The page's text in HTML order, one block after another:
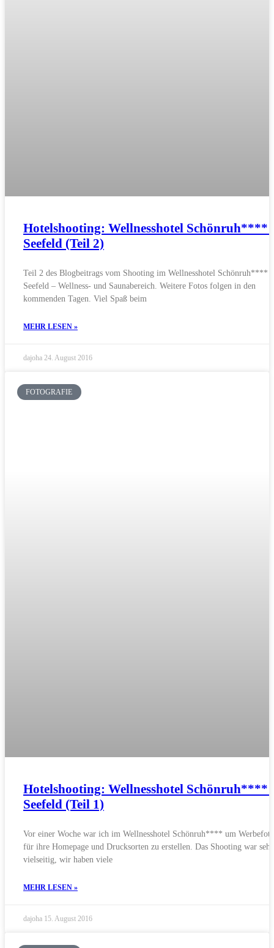
Hotelshooting: Wellnesshotel Schönruh****
Seefeld (Teil 2)
Teil 2 des Blogbeitrags vom Shooting im Wellnesshotel Schönruh****
Seefeld – Wellness- und Saunabereich. Weitere Fotos folgen in den
kommenden Tagen. Viel Spaß beim
MEHR LESEN »
dajoha 24. August 2016
FOTOGRAFIE
Hotelshooting: Wellnesshotel Schönruh****
Seefeld (Teil 1)
Vor einer Woche war ich im Wellnesshotel Schönruh**** um
für ihre Homepage und Drucksorten zu erstellen. Das Shooting war sehr
vielseitig, wir haben viele
MEHR LESEN »
dajoha 15. August 2016